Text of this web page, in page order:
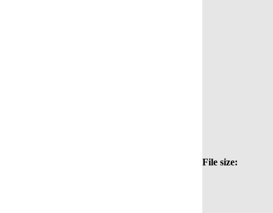
File size: